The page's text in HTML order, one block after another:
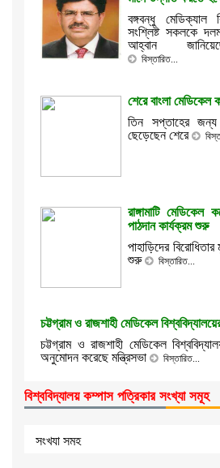
বঙ্গবন্ধু মেডিক্যাল
সংশ্লিষ্ট সকলকে
আহ্বান
বিস্তারিত...
শেরে বাংলা
তিন সপ্তাহের
ছেড়েছেন শেরে
রাঙ্গামাটি মেডিকেল
পাঠদান কার্যক্রম শুরু
পাহাড়িদের
শুরু
বিস্তারিত...
চট্টগ্রাম ও রাজশাহী মেডিকেল
চট্টগ্রাম ও রাজশাহী মেডিকেল
অনুমোদন করেছে মন্ত্রিসভা
বিস্তারিত...
বিশ্ববিদ্যালয় কম্পাস পত্রিকার সংখ্যা সমূহ